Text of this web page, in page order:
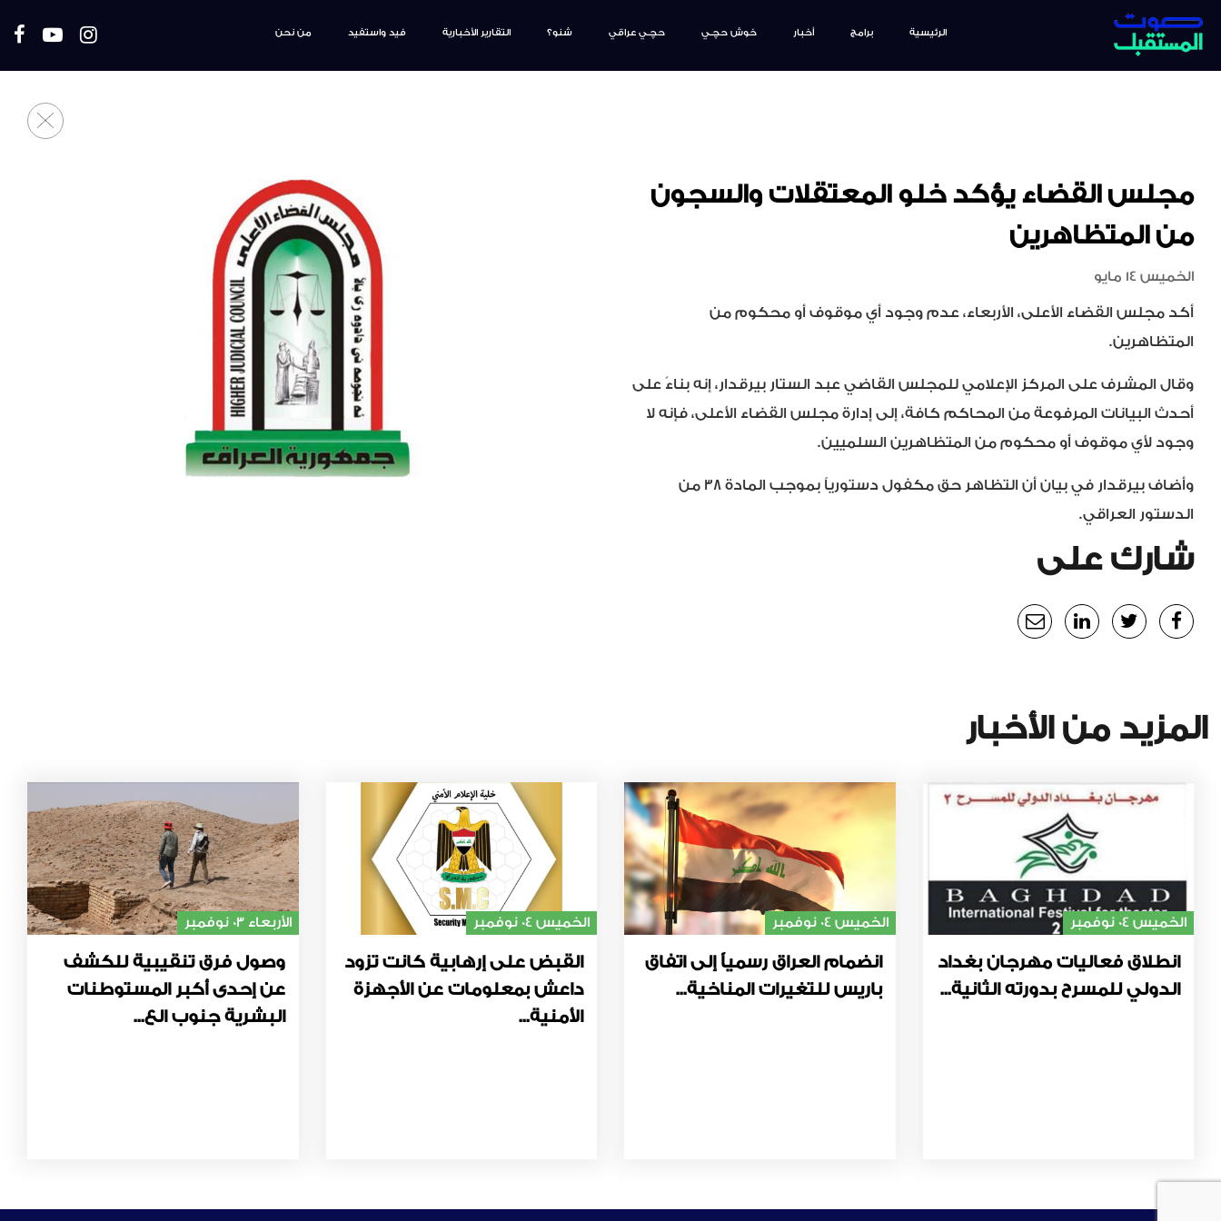
الرئيسية برامج أخبار خوش حچـي حچـي عراقي شنو؟ التقارير الأخبارية فيد واستفيد من نحن
مجلس القضاء يؤكد خلو المعتقلات والسجون
من المتظاهرين
الخميس 14 مايو
أكد مجلس القضاء الأعلى، الأربعاء، عدم وجود أي موقوف أو محكوم من
المتظاهرين.
وقال المشرف على المركز الإعلامي للمجلس القاضي عبد الستار بيرقدار، إنه بناءً على
أحدث البيانات المرفوعة من المحاكم كافة، إلى إدارة مجلس القضاء الأعلى، فإنه لا
وجود لأي موقوف أو محكوم من المتظاهرين السلميين.
وأضاف بيرقدار في بيان أن التظاهر حق مكفول دستورياً بموجب المادة 38 من
الدستور العراقي.
شارك على
المزيد من الأخبار
الخميس 04 نوفمبر
انطلاق فعاليات مهرجان بغداد
الدولي للمسرح بدورته الثانية...
الخميس 04 نوفمبر
انضمام العراق رسمياً إلى اتفاق
باريس للتغيرات المناخية...
الخميس 04 نوفمبر
القبض على إرهابية كانت تزود
داعش بمعلومات عن الأجهزة
الأمنية...
الأربعاء 03 نوفمبر
وصول فرق تنقيبية للكشف
عن إحدى أكبر المستوطنات
البشرية جنوب الع...